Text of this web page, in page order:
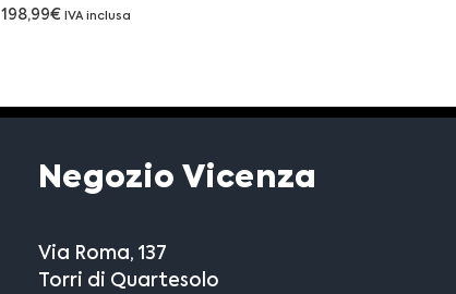
198,99€ IVA inclusa
Negozio Vicenza
Via Roma, 137
Torri di Quartesolo